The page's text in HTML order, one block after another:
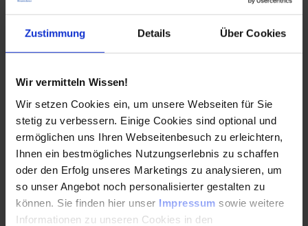
Zustimmung Details Über Cookies
Wir vermitteln Wissen!
Wir setzen Cookies ein, um unsere Webseiten für Sie
stetig zu verbessern. Einige Cookies sind optional und
ermöglichen uns Ihren Webseitenbesuch zu erleichtern,
Ihnen ein bestmögliches Nutzungserlebnis zu schaffen
oder den Erfolg unseres Marketings zu analysieren, um
so unser Angebot noch personalisierter gestalten zu
können. Sie finden hier unser Impressum sowie weitere
Informationen zu unseren Cookies in den
Maßnahmen zur Verhinderung von Explosionen
Struktureller Aufbau der technischen Lösungen
Das Modell des integrierten
Explosionsschutzes
Die Vermeidung von explosionsfähiger
Atmosphäre
Die Verhinderung der Zündung